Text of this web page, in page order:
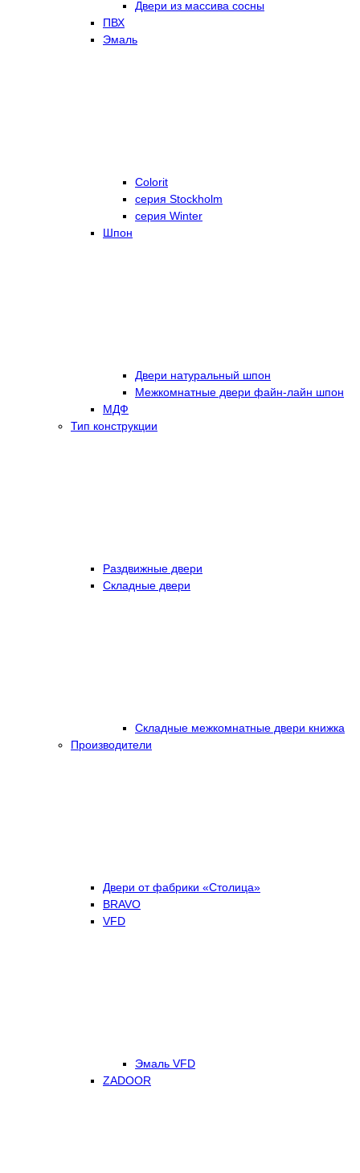
Двери из массива сосны
ПВХ
Эмаль
Colorit
серия Stockholm
серия Winter
Шпон
Двери натуральный шпон
Межкомнатные двери файн-лайн шпон
МДФ
Тип конструкции
Раздвижные двери
Складные двери
Складные межкомнатные двери книжка
Производители
Двери от фабрики «Столица»
BRAVO
VFD
Эмаль VFD
ZADOOR